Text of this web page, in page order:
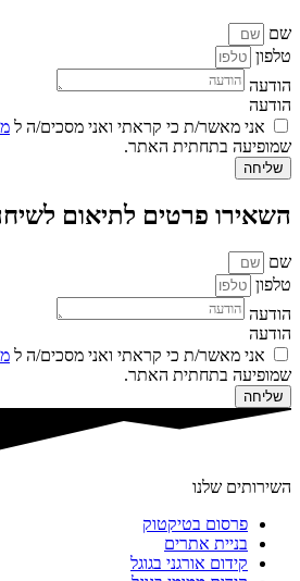
שם
טלפון
הודעה
הודעה
אני מאשר/ת כי קראתי ואני מסכים/ה ל
שמופיעה בתחתית האתר.
שליחה
השאירו פרטים לתיאום
שם
טלפון
הודעה
הודעה
אני מאשר/ת כי קראתי ואני מסכים/ה ל
שמופיעה בתחתית האתר.
שליחה
השירותים שלנו
פרסום בטיקטוק
בניית אתרים
קידום אורגני בגוגל